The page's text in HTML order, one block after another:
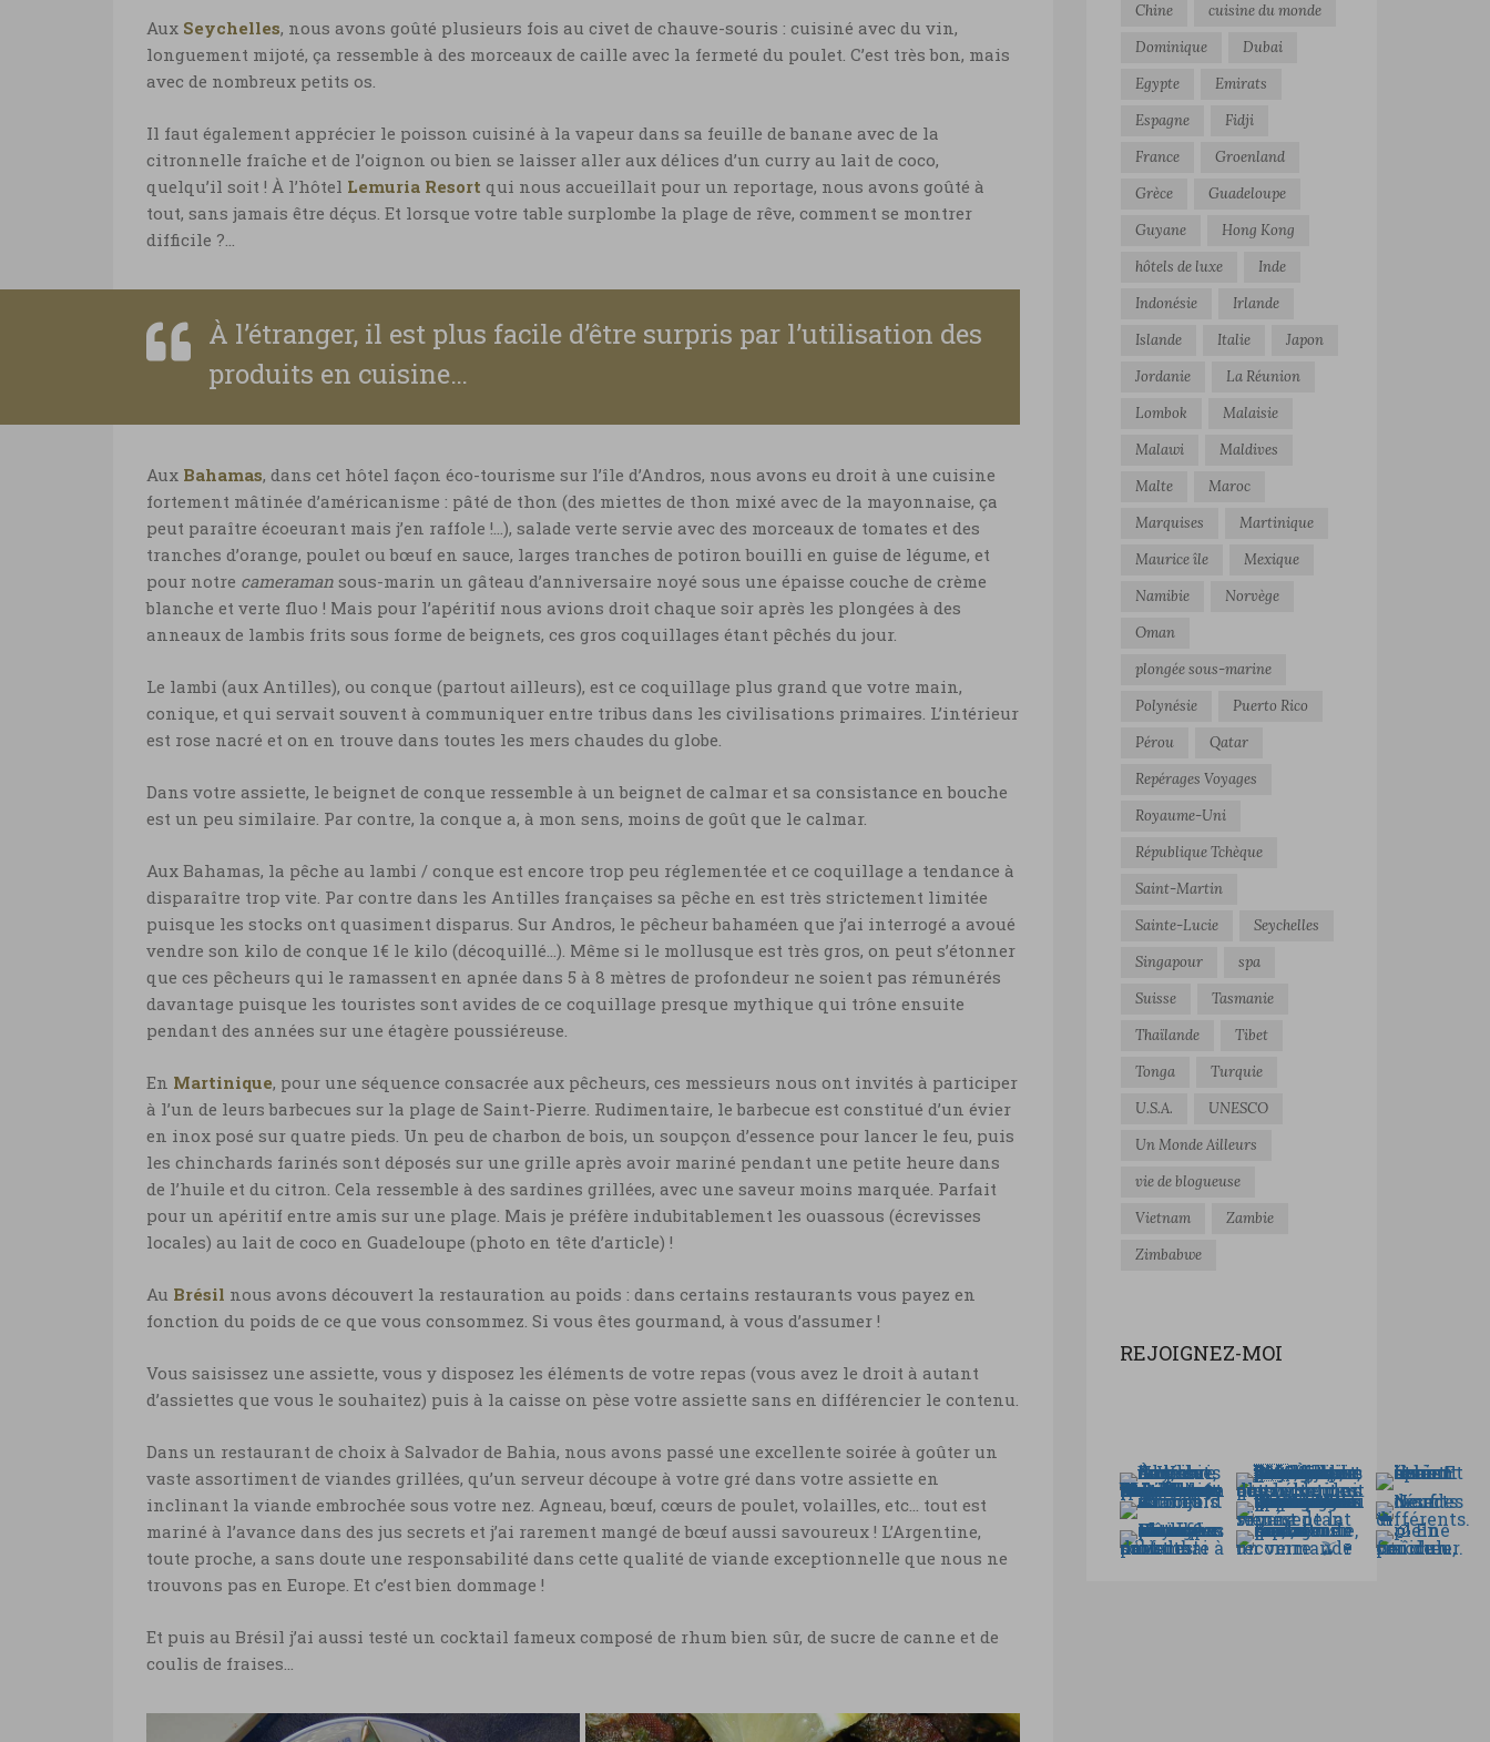
Aux Seychelles, nous avons goûté plusieurs fois au civet de chauve-souris : cuisiné avec du vin,
longuement mijoté, ça ressemble à des morceaux de caille avec la fermeté du poulet. C’est très bon, mais
avec de nombreux petits os.
Il faut également apprécier le poisson cuisiné à la vapeur dans sa feuille de banane avec de la
citronnelle fraîche et de l’oignon ou bien se laisser aller aux délices d’un curry au lait de coco,
quelqu’il soit ! À l’hôtel Lemuria Resort qui nous accueillait pour un reportage, nous avons goûté à
tout, sans jamais être déçus. Et lorsque votre table surplombe la plage de rêve, comment se montrer
difficile ?…
À l’étranger, il est plus facile d’être surpris par l’utilisation des
produits en cuisine…
Aux Bahamas, dans cet hôtel façon éco-tourisme sur l’île d’Andros, nous avons eu droit à une cuisine
fortement mâtinée d’américanisme : pâté de thon (des miettes de thon mixé avec de la mayonnaise, ça
peut paraître écoeurant mais j’en raffole !…), salade verte servie avec des morceaux de tomates et des
tranches d’orange, poulet ou bœuf en sauce, larges tranches de potiron bouilli en guise de légume, et
pour notre cameraman sous-marin un gâteau d’anniversaire noyé sous une épaisse couche de crème
blanche et verte fluo ! Mais pour l’apéritif nous avions droit chaque soir après les plongées à des
anneaux de lambis frits sous forme de beignets, ces gros coquillages étant pêchés du jour.
Le lambi (aux Antilles), ou conque (partout ailleurs), est ce coquillage plus grand que votre main,
conique, et qui servait souvent à communiquer entre tribus dans les civilisations primaires. L’intérieur
est rose nacré et on en trouve dans toutes les mers chaudes du globe.
Dans votre assiette, le beignet de conque ressemble à un beignet de calmar et sa consistance en bouche
est un peu similaire. Par contre, la conque a, à mon sens, moins de goût que le calmar.
Aux Bahamas, la pêche au lambi / conque est encore trop peu réglementée et ce coquillage a tendance à
disparaître trop vite. Par contre dans les Antilles françaises sa pêche en est très strictement limitée
puisque les stocks ont quasiment disparus. Sur Andros, le pêcheur bahaméen que j’ai interrogé a avoué
vendre son kilo de conque 1€ le kilo (décoquillé…). Même si le mollusque est très gros, on peut s’étonner
que ces pêcheurs qui le ramassent en apnée dans 5 à 8 mètres de profondeur ne soient pas rémunérés
davantage puisque les touristes sont avides de ce coquillage presque mythique qui trône ensuite
pendant des années sur une étagère poussiéreuse.
En Martinique, pour une séquence consacrée aux pêcheurs, ces messieurs nous ont invités à participer
à l’un de leurs barbecues sur la plage de Saint-Pierre. Rudimentaire, le barbecue est constitué d’un évier
en inox posé sur quatre pieds. Un peu de charbon de bois, un soupçon d’essence pour lancer le feu, puis
les chinchards farinés sont déposés sur une grille après avoir mariné pendant une petite heure dans
de l’huile et du citron. Cela ressemble à des sardines grillées, avec une saveur moins marquée. Parfait
pour un apéritif entre amis sur une plage. Mais je préfère indubitablement les ouassous (écrevisses
locales) au lait de coco en Guadeloupe (photo en tête d’article) !
Au Brésil nous avons découvert la restauration au poids : dans certains restaurants vous payez en
fonction du poids de ce que vous consommez. Si vous êtes gourmand, à vous d’assumer !
Vous saisissez une assiette, vous y disposez les éléments de votre repas (vous avez le droit à autant
d’assiettes que vous le souhaitez) puis à la caisse on pèse votre assiette sans en différencier le contenu.
Dans un restaurant de choix à Salvador de Bahia, nous avons passé une excellente soirée à goûter un
vaste assortiment de viandes grillées, qu’un serveur découpe à votre gré dans votre assiette en
inclinant la viande embrochée sous votre nez. Agneau, bœuf, cœurs de poulet, volailles, etc… tout est
mariné à l’avance dans des jus secrets et j’ai rarement mangé de bœuf aussi savoureux ! L’Argentine,
toute proche, a sans doute une responsabilité dans cette qualité de viande exceptionnelle que nous ne
trouvons pas en Europe. Et c’est bien dommage !
Et puis au Brésil j’ai aussi testé un cocktail fameux composé de rhum bien sûr, de sucre de canne et de
coulis de fraises…
Chine
cuisine du monde
Dominique
Dubai
Egypte
Emirats
Espagne
Fidji
France
Groenland
Grèce
Guadeloupe
Guyane
Hong Kong
hôtels de luxe
Inde
Indonésie
Irlande
Islande
Italie
Japon
Jordanie
La Réunion
Lombok
Malaisie
Malawi
Maldives
Malte
Maroc
Marquises
Martinique
Maurice île
Mexique
Namibie
Norvège
Oman
plongée sous-marine
Polynésie
Puerto Rico
Pérou
Qatar
Repérages Voyages
Royaume-Uni
République Tchèque
Saint-Martin
Sainte-Lucie
Seychelles
Singapour
spa
Suisse
Tasmanie
Thaïlande
Tibet
Tonga
Turquie
U.S.A.
UNESCO
Un Monde Ailleurs
vie de blogueuse
Vietnam
Zambie
Zimbabwe
REJOIGNEZ-MOI